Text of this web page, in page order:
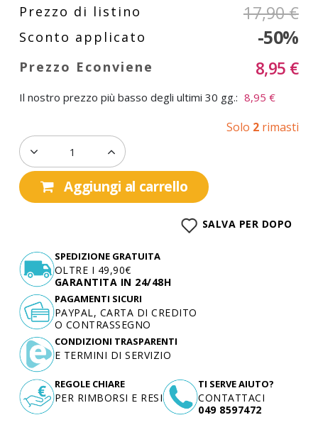
17,90 €
-50%
8,95 €
Il nostro prezzo più basso degli ultimi 30 gg.: 8,95 €
Solo 2 rimasti
Aggiungi al carrello
SALVA PER DOPO
SPEDIZIONE GRATUITA
OLTRE I 49,90€
GARANTITA IN 24/48H
TI SERVE AIUTO?
CONTATTACI
049 8597472
PAGAMENTI SICURI
PAYPAL, CARTA DI CREDITO
O CONTRASSEGNO
CONDIZIONI TRASPARENTI
E TERMINI DI SERVIZIO
REGOLE CHIARE
PER RIMBORSI E RESI